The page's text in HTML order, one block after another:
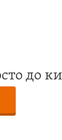
до